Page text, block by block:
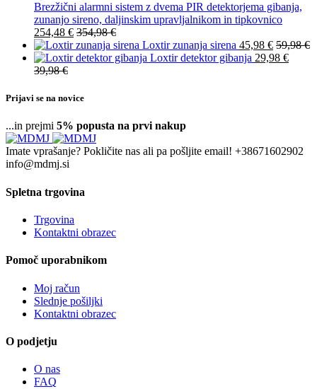
Brezžični alarmni sistem z dvema PIR detektorjema gibanja,
zunanjo sireno, daljinskim upravljalnikom in tipkovnico
254,48 € 354,98€
Loxtir zunanja sirena 45,98 € 59,98€
Loxtir detektor gibanja 29,98 €
39,98€
Prijavi se na novice
...in prejmi 5% popusta na prvi nakup
Imate vprašanje? Pokličite nas ali pa pošljite email! +38671602902
info@mdmj.si
Spletna trgovina
Trgovina
Kontaktni obrazec
Pomoč uporabnikom
Moj račun
Slednje pošiljki
Kontaktni obrazec
O podjetju
O nas
FAQ